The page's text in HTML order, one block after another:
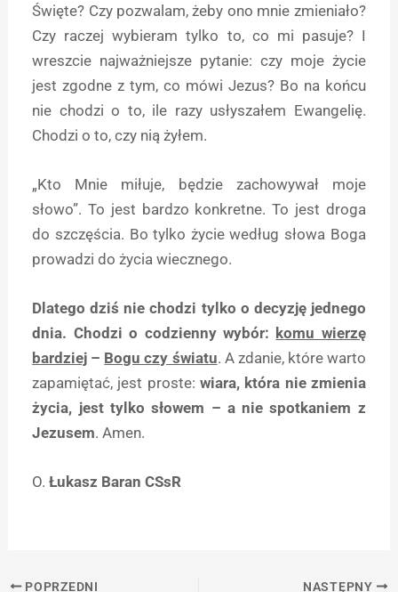
Święte? Czy pozwalam, żeby ono mnie zmieniało?
Czy raczej wybieram tylko to, co mi pasuje? I
wreszcie najważniejsze pytanie: czy moje życie
jest zgodne z tym, co mówi Jezus? Bo na końcu
nie chodzi o to, ile razy usłyszałem Ewangelię.
Chodzi o to, czy nią żyłem.
„Kto Mnie miłuje, będzie zachowywał moje
słowo”. To jest bardzo konkretne. To jest droga
do szczęścia. Bo tylko życie według słowa Boga
prowadzi do życia wiecznego.
Dlatego dziś nie chodzi tylko o decyzję jednego
dnia. Chodzi o codzienny wybór: komu wierzę
bardziej – Bogu czy światu. A zdanie, które warto
zapamiętać, jest proste: wiara, która nie zmienia
życia, jest tylko słowem – a nie spotkaniem z
Jezusem. Amen.
O.Łukasz Baran CSsR
POPRZEDNI NASTĘPNY